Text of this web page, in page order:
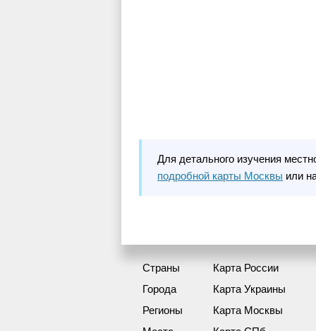
Для детального изучения
подробной карты Москвы или
Страны
Города
Регионы
Карта России
Карта Украины
Карта Москвы